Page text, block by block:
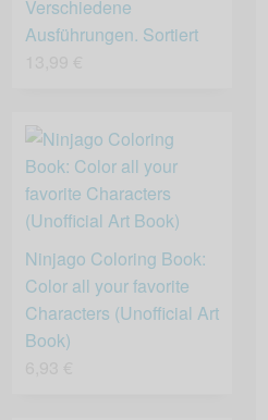
Verschiedene
Ausführungen. Sortiert
Ninjago Coloring Book:
Color all your favorite
Characters (Unofficial Art
Book)